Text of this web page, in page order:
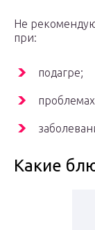
Не
при:
подагре;
Какие